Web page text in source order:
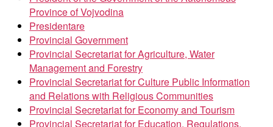
Province of Vojvodina
Presidentare
Provincial Government
Provincial Secretariat for Agriculture, Water
Management and Forestry
Provincial Secretariat for Culture Public Information
and Relations with Religious Communities
Provincial Secretariat for Economy and Tourism
Provincial Secretariat for Education, Regulations,